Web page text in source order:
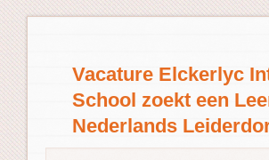
Vacature Elckerlyc
School zoekt een
Nederlands